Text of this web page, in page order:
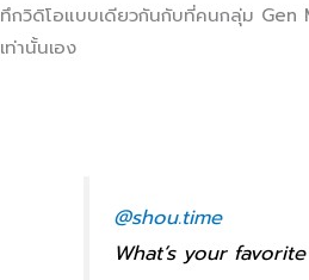
ทึกวิดิโอแบบเดียวกันกับที่คนกลุ่ม Gen
เท่านั้นเอง
@shou.time
What’s your